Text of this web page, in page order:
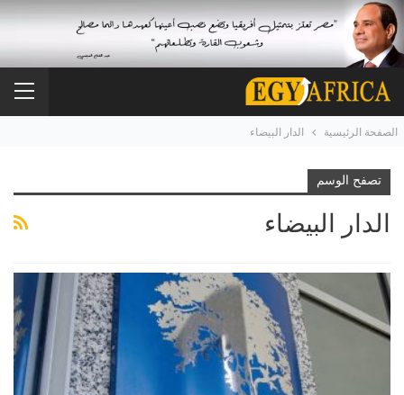
الصفحة الرئيسية الدار البيضاء
تصفح الوسم
الدار البيضاء